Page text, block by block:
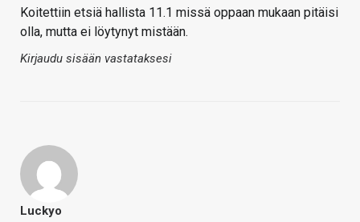
Koitettiin etsiä hallista 11.1 missä oppaan mukaan pitäisi
olla, mutta ei löytynyt mistään.
Kirjaudu sisään vastataksesi
Luckyo